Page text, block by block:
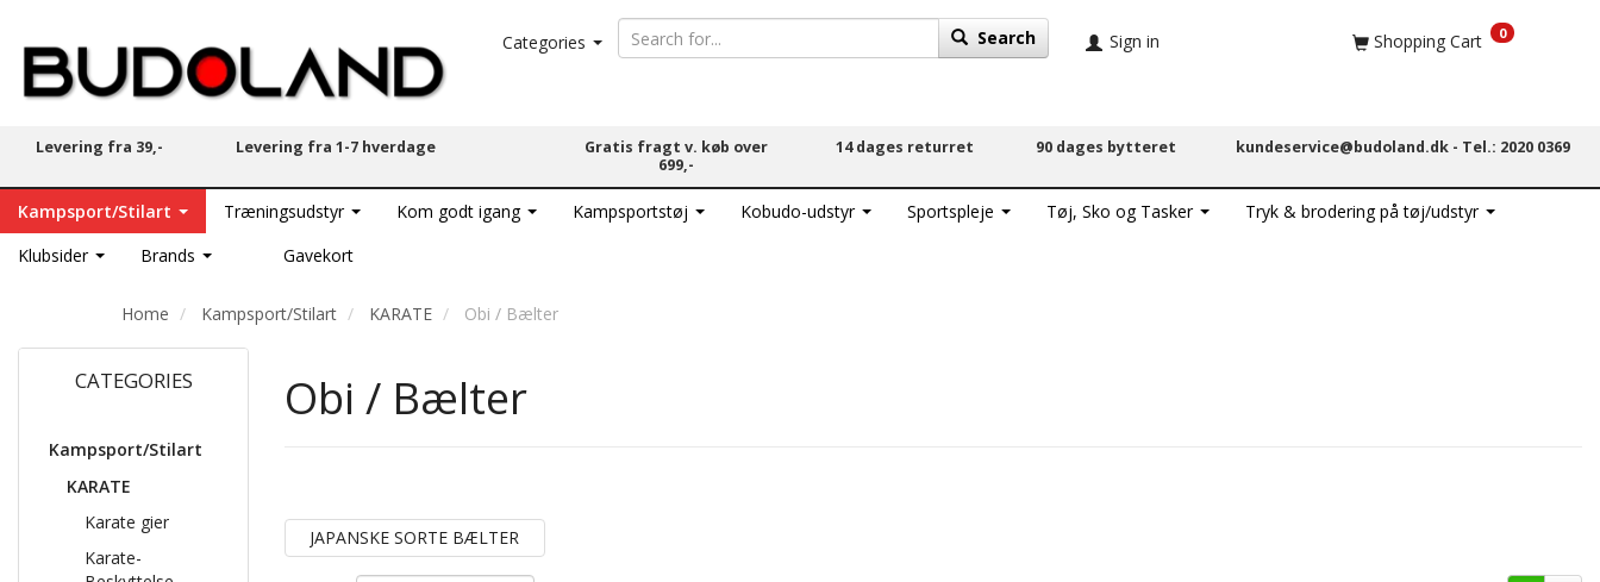
Categories Search Sign in Shopping Cart 0
Levering fra 39,- Levering fra 1-7 hverdage
Gratis fragt v. køb over
699,-
14 dages returret 90 dages bytteret kundeservice@budoland.dk - Tel.: 2020 0369
Kampsport/Stilart Træningsudstyr Kom godt igang Kampsportstøj Kobudo-udstyr Sportspleje Tøj, Sko og Tasker
Tryk & brodering på tøj/udstyr
Klubsider
Brands Gavekort
Home Kampsport/Stilart KARATE Obi / Bælter
CATEGORIES
Kampsport/Stilart
KARATE
Karate gier
Karate-
Obi / Bælter
JAPANSKE SORTE BÆLTER